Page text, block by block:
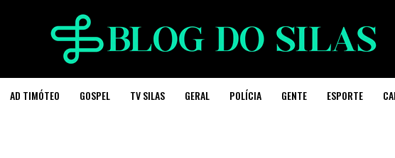
AD TIMÓTEO GOSPEL TV SILAS GERAL POLÍCIA GENTE ESPORTE